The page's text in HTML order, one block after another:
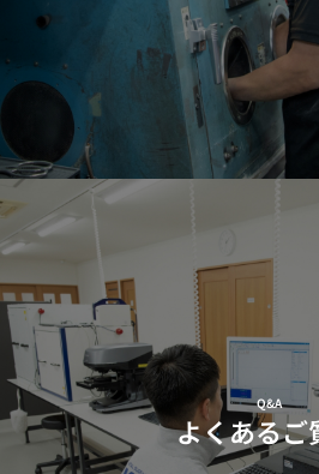
Q&A
よくあるご